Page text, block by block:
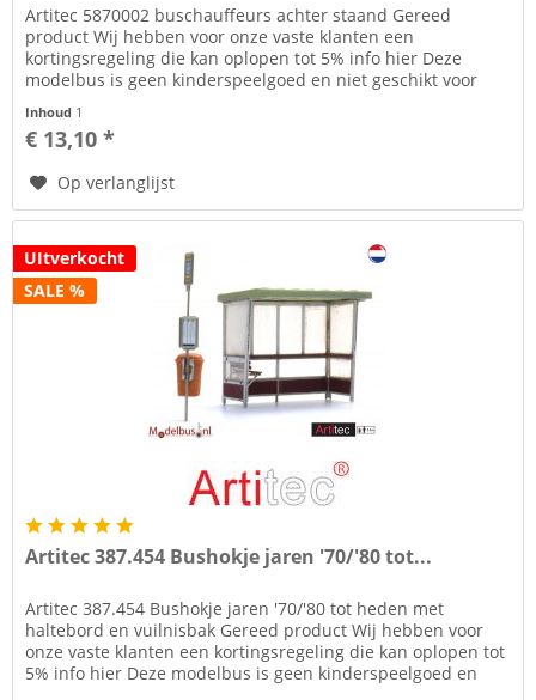
Artitec 5870002 buschauffeurs achter staand Gereed
product Wij hebben voor onze vaste klanten een
kortingsregeling die kan oplopen tot 5% info hier Deze
modelbus is geen kinderspeelgoed en niet geschikt voor
Inhoud 1
€ 13,10 *
Op verlanglijst
UItverkocht
SALE %
Artitec 387.454 Bushokje jaren '70/'80 tot...
Artitec 387.454 Bushokje jaren '70/'80 tot heden met
haltebord en vuilnisbak Gereed product Wij hebben voor
onze vaste klanten een kortingsregeling die kan oplopen tot
5% info hier Deze modelbus is geen kinderspeelgoed en